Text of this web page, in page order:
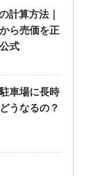
計算方法｜
ら売価を正
式
車場に長時
うなるの？